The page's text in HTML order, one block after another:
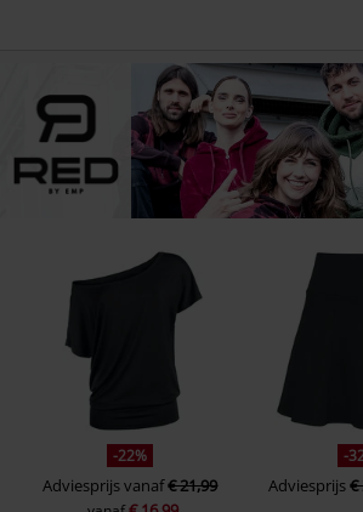
-22%
Adviesprijsvanaf€ 21,99
-
Adviesprijs€